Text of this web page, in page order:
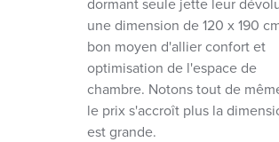
une dimension de 120 x 190
bon moyen d'allier confort et
optimisation de l'espace de
chambre. Notons tout de
le prix s'accroît plus la
est grande.